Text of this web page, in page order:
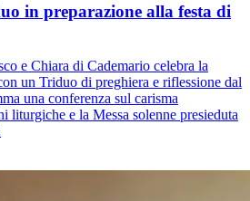
in preparazione alla festa di
e Chiara di Cademario celebra la
un Triduo di preghiera e riflessione dal
una conferenza sul carisma
liturgiche e la Messa solenne presieduta